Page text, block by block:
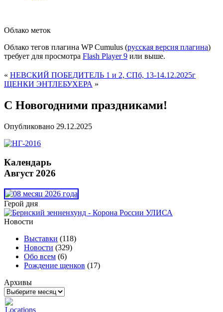
Облако меток
Облако тегов плагина WP Cumulus (русская версия плагина)
требует для просмотра Flash Player 9 или выше.
« НЕВСКИЙ ПОБЕДИТЕЛЬ 1 и 2, СПб, 13-14.12.2025г
ЩЕНКИ ЭНТЛЕБУХЕРА »
С Новогодними праздниками!
Опубликовано 29.12.2025
Календарь
Август 2026
Герой дня
Новости
Выставки (118)
Новости (329)
Обо всем (6)
Рождение щенков (17)
Архивы